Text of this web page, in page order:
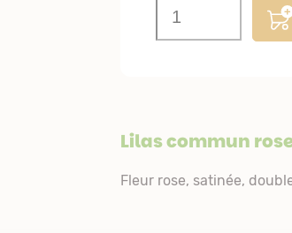
Lilas commun
Fleur rose, satinée,